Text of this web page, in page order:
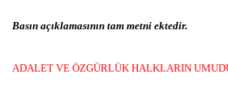
Basın açıklamasının tam metni ektedir.
ADALET VE ÖZGÜRLÜK HALKLARIN